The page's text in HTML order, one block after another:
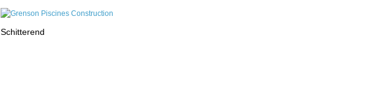
Schitterend